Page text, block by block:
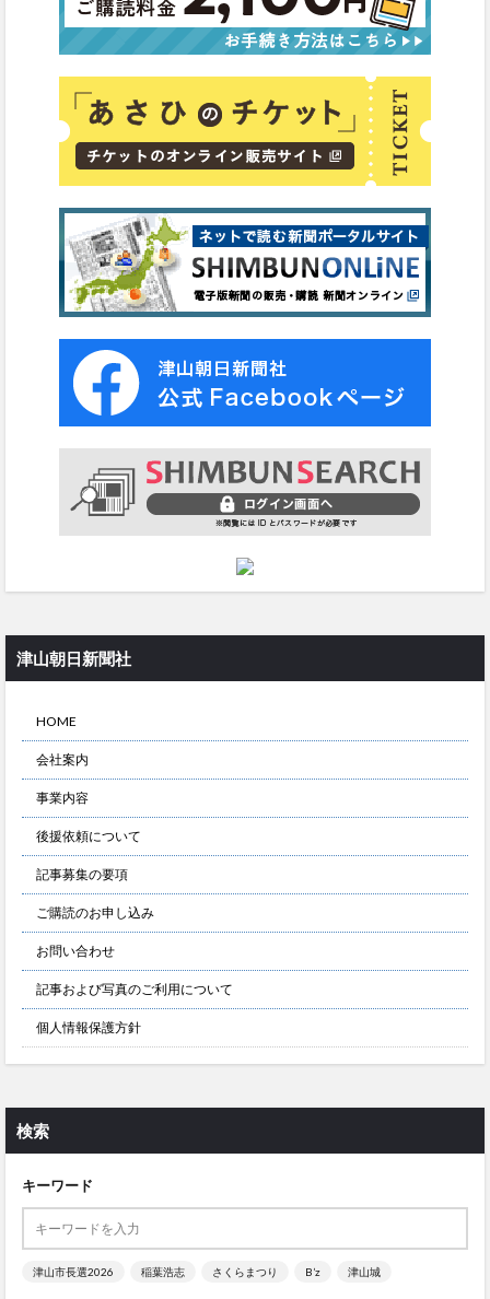
津山朝日新聞社
HOME
会社案内
事業内容
後援依頼について
記事募集の要項
ご購読のお申し込み
お問い合わせ
記事および写真のご利用について
個人情報保護方針
検索
キーワード
津山市長選2026 稲葉浩志 さくらまつり B’z 津山城